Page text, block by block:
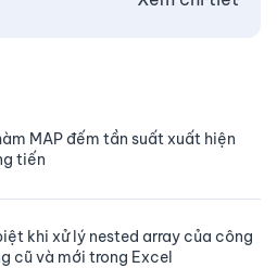
MAP đếm tần suất xuất hiện
tiến
khi xử lý nested array của công
cũ và mới trong Excel